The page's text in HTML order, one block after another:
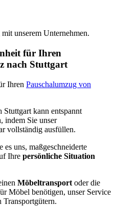
unserem Unternehmen.
für Ihren
nach Stuttgart
Ihren Pauschalumzug von
kann entspannt
indem Sie unser
vollständig ausfüllen.
uns, maßgeschneiderte
Ihre persönliche Situation
Möbeltransport oder die
Möbel benötigen, unser Service
Transportgütern.